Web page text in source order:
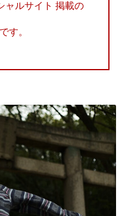
ャルサイト 掲載の
す。